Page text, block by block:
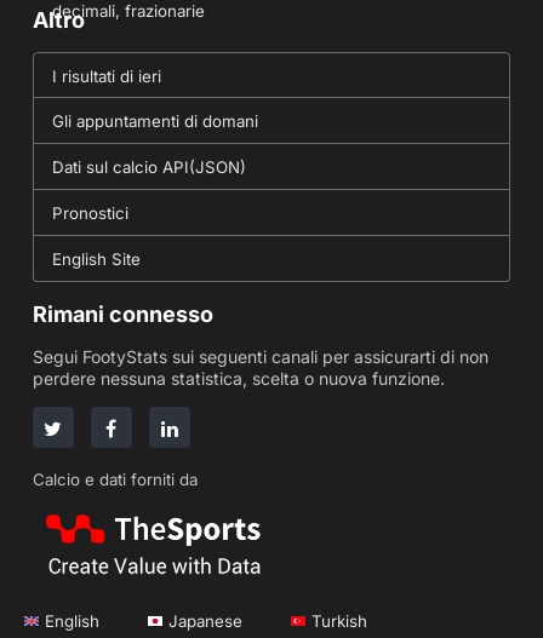
decimali, frazionarie
Altro
I risultati di ieri
Gli appuntamenti di domani
Dati sul calcio API(JSON)
Pronostici
English Site
Rimani connesso
Segui FootyStats sui seguenti canali per assicurarti di non
perdere nessuna statistica, scelta o nuova funzione.
Calcio e dati forniti da
English Japanese Turkish